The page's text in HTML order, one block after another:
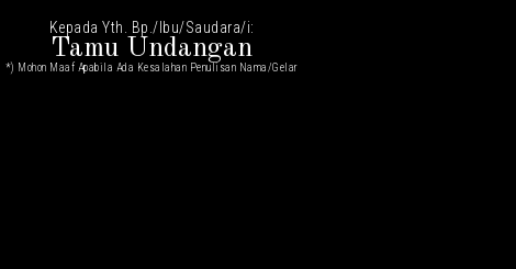
Kepada Yth. Bp./Ibu/Saudara/i:
Tamu Undangan
*) Mohon Maaf Apabila Ada Kesalahan Penulisan Nama/gelar